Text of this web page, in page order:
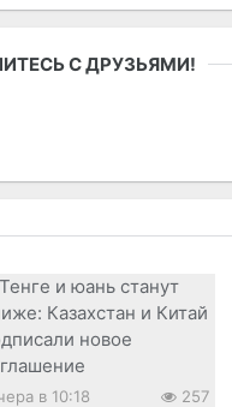
С ДРУЗЬЯМИ!
в 10:18 257